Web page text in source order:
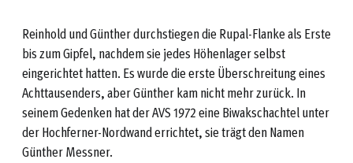
Reinhold und Günther durchstiegen die Rupal-Flanke als Erste
bis zum Gipfel, nachdem sie jedes Höhenlager selbst
eingerichtet hatten. Es wurde die erste Überschreitung eines
Achttausenders, aber Günther kam nicht mehr zurück. In
seinem Gedenken hat der AVS 1972 eine Biwakschachtel unter
der Hochferner-Nordwand errichtet, sie trägt den Namen
Günther Messner.